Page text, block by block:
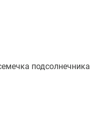
подсолнечника